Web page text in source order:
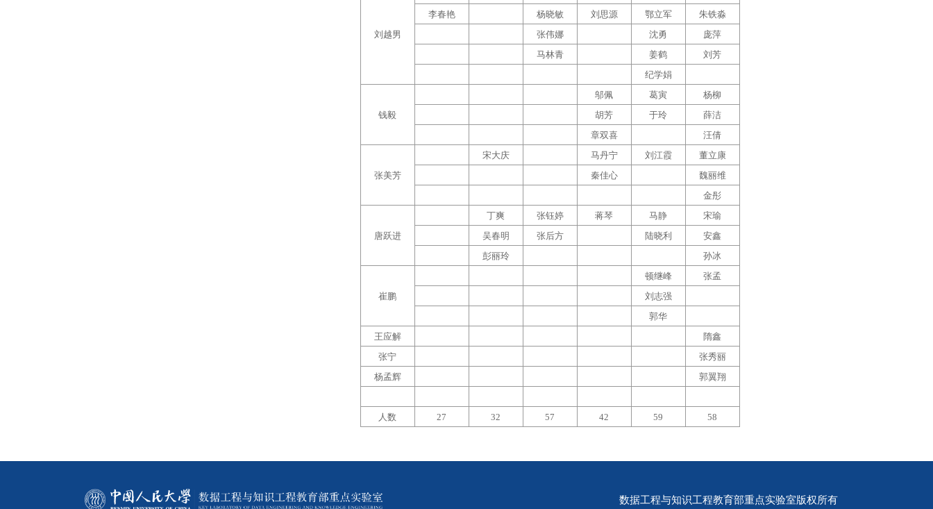
刘越男
李春艳
杨晓敏 刘思源 鄂立军
朱铁淼
张伟娜
沈勇
庞萍
马林青
姜鹤
刘芳
纪学娟
钱毅
邬佩 葛寅
杨柳
胡芳
于玲
薛洁
章双喜
汪倩
张美芳
宋大庆 马丹宁 刘江霞
董立康
秦佳心
魏丽维
金彤
唐跃进
丁爽 张钰婷 蒋琴 马静
宋瑜
吴春明
张后方 陆晓利
安鑫
彭丽玲
孙冰
崔鹏
顿继峰
张孟
刘志强
郭华
王应解
隋鑫
张宁
张秀丽
杨孟辉
郭翼翔
人数 27 32 57 42 59 58
数据工程与知识工程教育部重点实验室版权所有